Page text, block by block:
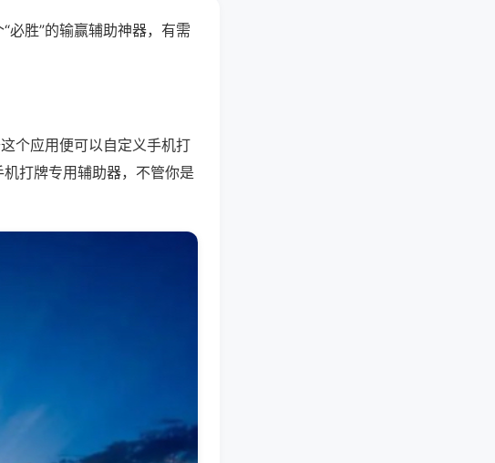
必胜”的输赢辅助神器，有需
个应用便可以自定义手机打
打牌专用辅助器，不管你是